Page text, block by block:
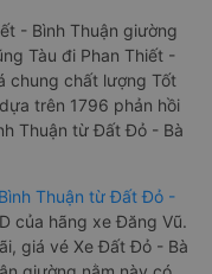
- Bình Thuận giường
Tàu đi Phan Thiết -
chung chất lượng Tốt
trên 1796 phản hồi
Thuận từ Đất Đỏ - Bà
Thuận từ Đất Đỏ -
của hãng xe Đăng Vũ.
giá vé Xe Đất Đỏ - Bà